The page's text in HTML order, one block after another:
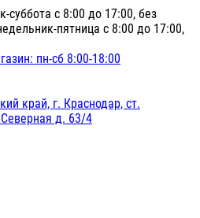
суббота с 8:00 до 17:00, без
пятница с 8:00 до 17:00,
пн-сб 8:00-18:00
край, г. Краснодар, ст.
Северная д. 63/4